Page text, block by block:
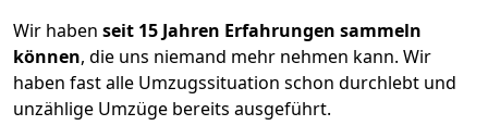
Wir haben seit 15 Jahren Erfahrungen sammeln
können, die uns niemand mehr nehmen kann. Wir
haben fast alle Umzugssituation schon durchlebt und
unzählige Umzüge bereits ausgeführt.